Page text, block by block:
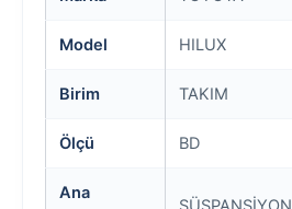
Model HILUX
Birim TAKIM
Ölçü BD
Ana